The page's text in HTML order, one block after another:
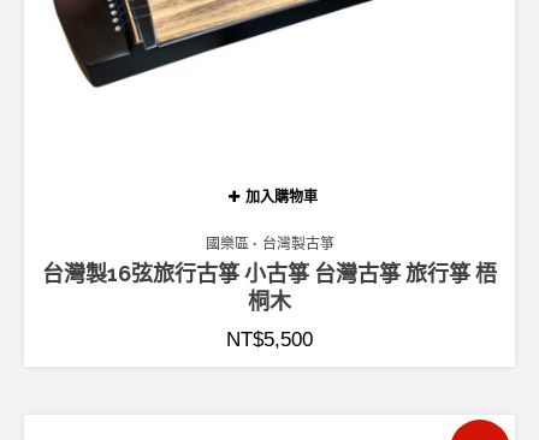
加入購物車
國樂區 台灣製古箏
台灣製16弦旅行古箏 小古箏 台灣古箏 旅行箏 梧
桐木
NT$5,500